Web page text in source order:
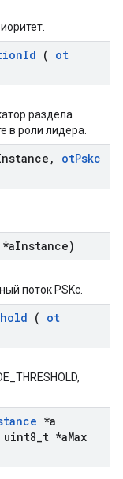
Id ( ot
раздела
в роли лидера.
, otPskc
*aInstance)
поток PSKc.
( ot
*a
uint8 t *aMax